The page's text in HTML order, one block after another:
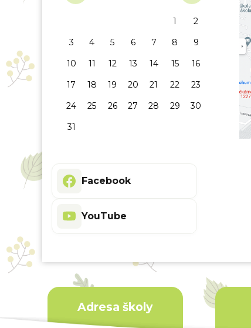
1
2
3
4 5 6 7 8
9
10
11 12 13 14 15
16
17
18 19 20 21 22
23
24
25 26 27 28 29
30
31
Facebook
YouTube
Adresa školy